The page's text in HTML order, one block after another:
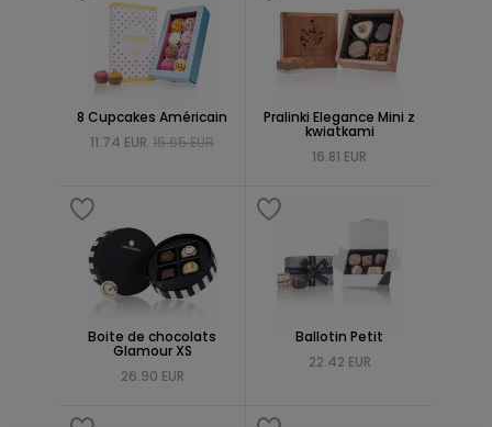
8 Cupcakes Américain
11.74 EUR 15.65 EUR
Pralinki Elegance Mini z
kwiatkami
16.81 EUR
Boite de chocolats
Glamour XS
26.90 EUR
Ballotin Petit
22.42 EUR